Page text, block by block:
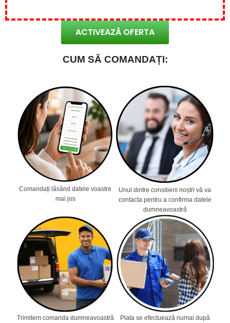
ACTIVEAZĂ OFERTA
CUM SĂ COMANDAȚI:
Comandați lăsând datele voastre
mai jos
Unul dintre consilierii noștri vă va
contacta pentru a confirma datele
dumneavoastră
Trimitem comanda dumneavoastră
Plata se efectuează numai după